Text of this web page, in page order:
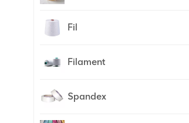
Fil
Filament
Spandex